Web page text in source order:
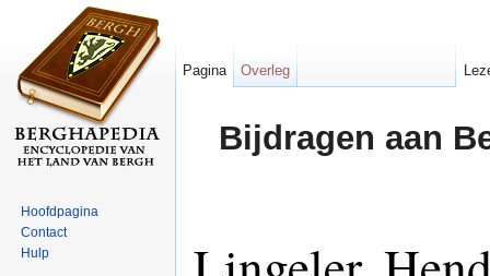
Bijdragen aan
Pagina Overleg
Hoofdpagina
Contact
Hulp